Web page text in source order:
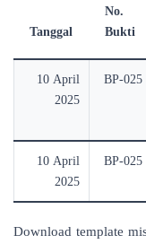
Tanggal
No.
Bukti
10 April
2025
BP-025
10 April
2025
BP-025
Download template